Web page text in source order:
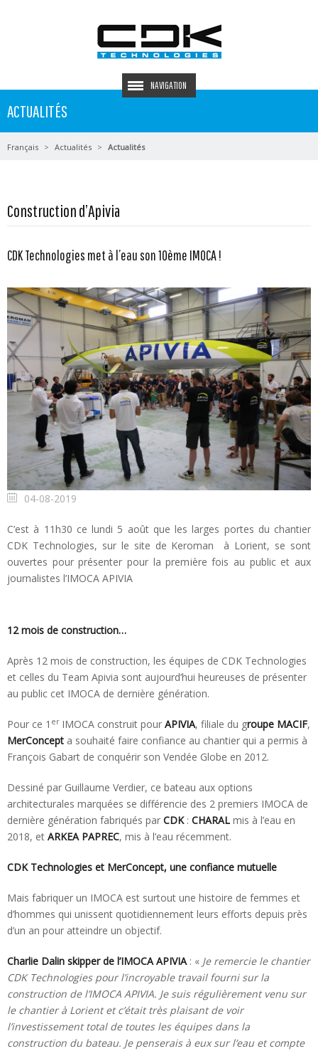
NAVIGATION
ACTUALITÉS
Français Actualités Actualités
Construction d’Apivia
CDK Technologies met à l’eau son 10ème IMOCA !
04-08-2019
C’est à 11h30 ce lundi 5 août que les larges portes du chantier
CDK Technologies, sur le site de Keroman à Lorient, se sont
ouvertes pour présenter pour la première fois au public et aux
journalistes l’IMOCA APIVIA
12 mois de construction…
Après 12 mois de construction, les équipes de CDK Technologies
et celles du Team Apivia sont aujourd’hui heureuses de présenter
au public cet IMOCA de dernière génération.
Pour ce 1 erIMOCA construit pour APIVIA, filiale du groupe MACIF,
MerConcept a souhaité faire confiance au chantier qui a permis à
François Gabart de conquérir son Vendée Globe en 2012.
Dessiné par Guillaume Verdier, ce bateau aux options
architecturales marquées se différencie des 2 premiers IMOCA de
dernière génération fabriqués par CDK: CHARAL mis à l’eau en
2018, et ARKEA PAPREC, mis à l’eau récemment.
CDK Technologies et MerConcept, une confiance mutuelle
Mais fabriquer un IMOCA est surtout une histoire de femmes et
d’hommes qui unissent quotidiennement leurs efforts depuis près
d’un an pour atteindre un objectif.
Charlie Dalin skipper de l’IMOCA APIVIA : « Je remercie le chantier
CDK Technologies pour l’incroyable travail fourni sur la
construction de l’IMOCA APIVIA. Je suis régulièrement venu sur
le chantier à Lorient et c’était très plaisant de voir
l’investissement total de toutes les équipes dans la
construction du bateau. Je penserais à eux sur l’eau et compte